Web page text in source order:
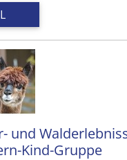
und
Kind-Gruppe